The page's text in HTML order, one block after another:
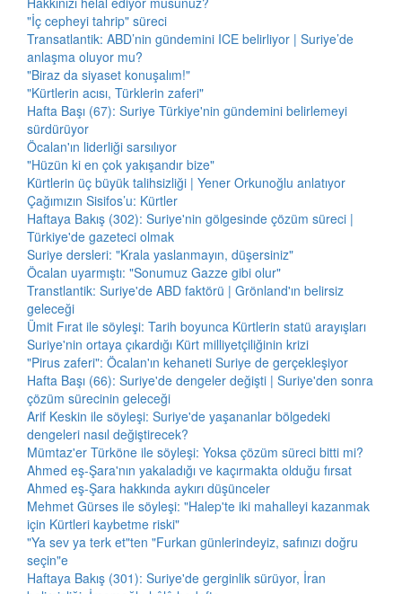
"İç cepheyi tahrip" süreci
Transatlantik: ABD’nin gündemini ICE belirliyor | Suriye’de
anlaşma oluyor mu?
"Biraz da siyaset konuşalım!"
"Kürtlerin acısı, Türklerin zaferi"
Hafta Başı (67): Suriye Türkiye'nin gündemini belirlemeyi
sürdürüyor
Öcalan'ın liderliği sarsılıyor
"Hüzün ki en çok yakışandır bize"
Kürtlerin üç büyük talihsizliği | Yener Orkunoğlu anlatıyor
Çağımızın Sisifos’u: Kürtler
Haftaya Bakış (302): Suriye'nin gölgesinde çözüm süreci |
Türkiye'de gazeteci olmak
Suriye dersleri: "Krala yaslanmayın, düşersiniz"
Öcalan uyarmıştı: "Sonumuz Gazze gibi olur"
Transtlantik: Suriye'de ABD faktörü | Grönland'ın belirsiz
geleceği
Ümit Fırat ile söyleşi: Tarih boyunca Kürtlerin statü arayışları
Suriye'nin ortaya çıkardığı Kürt milliyetçiliğinin krizi
"Pirus zaferi": Öcalan'ın kehaneti Suriye de gerçekleşiyor
Hafta Başı (66): Suriye'de dengeler değişti | Suriye'den sonra
çözüm sürecinin geleceği
Arif Keskin ile söyleşi: Suriye'de yaşananlar bölgedeki
dengeleri nasıl değiştirecek?
Mümtaz'er Türköne ile söyleşi: Yoksa çözüm süreci bitti mi?
Ahmed eş-Şara'nın yakaladığı ve kaçırmakta olduğu fırsat
Ahmed eş-Şara hakkında aykırı düşünceler
Mehmet Gürses ile söyleşi: "Halep'te iki mahalleyi kazanmak
için Kürtleri kaybetme riski"
"Ya sev ya terk et"ten "Furkan günlerindeyiz, safınızı doğru
seçin"e
Haftaya Bakış (301): Suriye'de gerginlik sürüyor, İran